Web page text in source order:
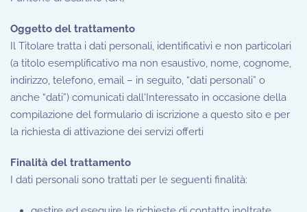
Oggetto del trattamento
Il Titolare tratta i dati personali, identificativi e non particolari
(a titolo esemplificativo ma non esaustivo, nome, cognome,
indirizzo, telefono, email – in seguito, “dati personali” o
anche “dati”) comunicati dall'Interessato in occasione della
compilazione del formulario di iscrizione a questo sito e per
la richiesta di attivazione dei servizi offerti
Finalità del trattamento
I dati personali sono trattati per le seguenti finalità: